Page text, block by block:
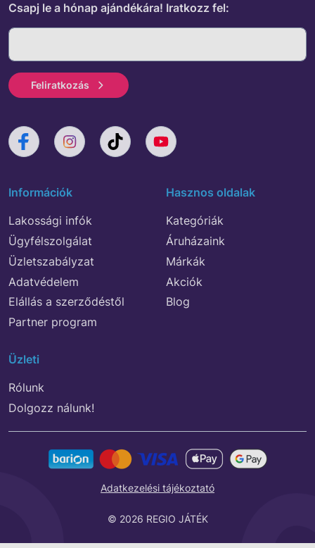
Csapj le a hónap ajándékára! Iratkozz fel:
Feliratkozás
Információk
Lakossági infók
Ügyfélszolgálat
Üzletszabályzat
Adatvédelem
Elállás a szerződéstől
Partner program
Hasznos oldalak
Kategóriák
Áruházaink
Márkák
Akciók
Blog
Üzleti
Rólunk
Dolgozz nálunk!
© 2026 REGIO JÁTÉK
Adatkezelési tájékoztató